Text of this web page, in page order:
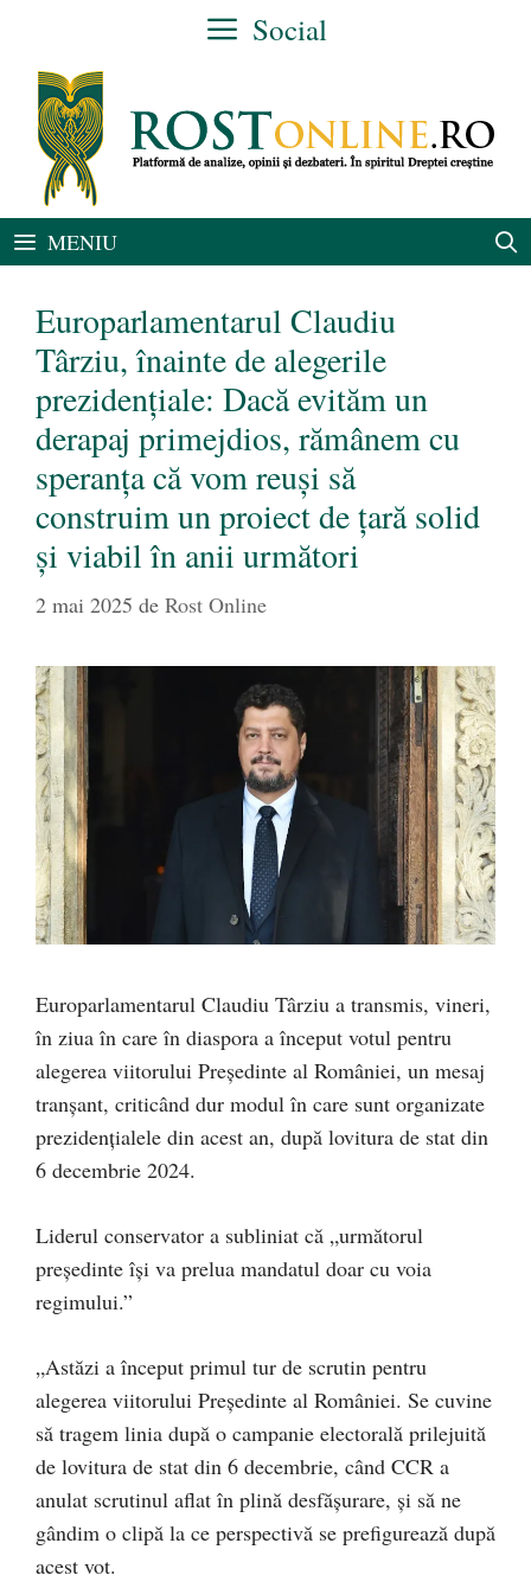
conținut
Social
MENIU
Europarlamentarul Claudiu
Târziu, înainte de alegerile
prezidențiale: Dacă evităm un
derapaj primejdios, rămânem cu
speranța că vom reuși să
construim un proiect de țară solid
și viabil în anii următori
2 mai 2025 de Rost Online
Europarlamentarul Claudiu Târziu a transmis, vineri,
în ziua în care în diaspora a început votul pentru
alegerea viitorului Președinte al României, un mesaj
tranșant, criticând dur modul în care sunt organizate
prezidențialele din acest an, după lovitura de stat din
6 decembrie 2024.
Liderul conservator a subliniat că „următorul
președinte își va prelua mandatul doar cu voia
regimului.”
„Astăzi a început primul tur de scrutin pentru
alegerea viitorului Președinte al României. Se cuvine
să tragem linia după o campanie electorală prilejuită
de lovitura de stat din 6 decembrie, când CCR a
anulat scrutinul aflat în plină desfășurare, și să ne
gândim o clipă la ce perspectivă se prefigurează după
acest vot.